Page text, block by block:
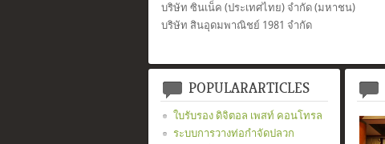
บริษัท ซินเน็ค (ประเทศไทย) จํากัด (มหาชน)
บริษัท สินอุดมพาณิชย์ 1981 จํากัด
POPULARARTICLES
ใบรับรอง ดิจิตอล เพสท์ คอนโทรล
ระบบการวางท่อกำจัดปลวก